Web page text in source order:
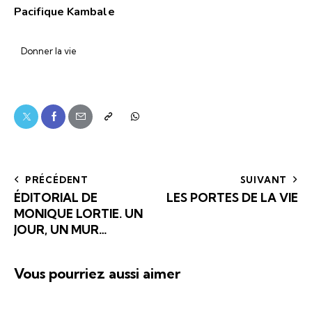
Pacifique Kambale
Donner la vie
PRÉCÉDENT
ÉDITORIAL DE
MONIQUE LORTIE. UN
JOUR, UN MUR…
SUIVANT
LES PORTES DE LA VIE
Vous pourriez aussi aimer